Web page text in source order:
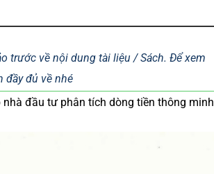
trước về nội dung tài liệu / Sách. Để xem
đầy đủ về nhé
đầu tư phân tích dòng tiền thông minh